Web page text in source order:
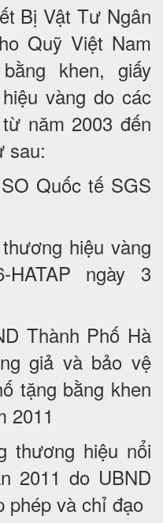
Bị Vật Tư Ngân
Quỹ Việt Nam
khen, giấy
vàng do các
năm 2003 đến
sau:
Quốc tế SGS
hiệu vàng
ngày 3
Thành Phố Hà
giả và bảo vệ
tặng bằng khen
2011
hiệu nổi
2011 do UBND
phép và chỉ đạo